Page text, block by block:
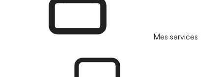
Mes services